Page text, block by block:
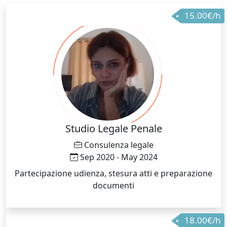
15.00€/h
Studio Legale Penale
Consulenza legale
Sep 2020 - May 2024
Partecipazione udienza, stesura atti e preparazione
documenti
18.00€/h